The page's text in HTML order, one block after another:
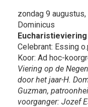
zondag 9 augustus,
Dominicus
Eucharistieviering
Celebrant: Essing
Koor: Ad hoc-
Viering op de
door het jaar-H.
Guzman,
voorganger: Jozef